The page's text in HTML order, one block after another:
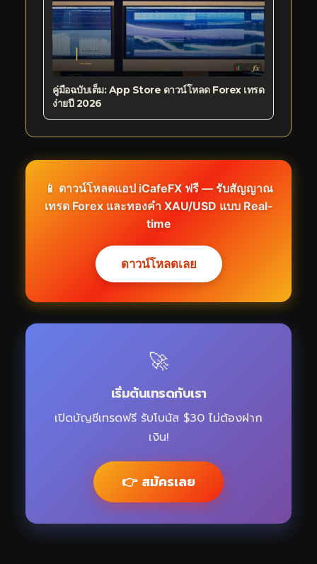
คู่มือฉบับเต็ม: App Store ดาวน์โหลด Forex เทรด
ง่ายปี 2026
📱 ดาวน์โหลดแอป iCafeFX ฟรี — รับสัญญาณ
เทรด Forex และทองคำ XAU/USD แบบ Real-
time
ดาวน์โหลดเลย
🚀
เริ่มต้นเทรดกับเรา
เปิดบัญชีเทรดฟรี รับโบนัส $30 ไม่ต้องฝาก
เงิน!
👉 สมัครเลย